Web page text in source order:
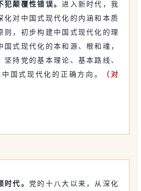
犯颠覆性错误。进入新时代，我
对中国式现代化的内涵和本质
，初步构建中国式现代化的理
式现代化的本和源、根和魂，
持党的基本理论、基本路线、
国式现代化的正确方向。
（对
代。 党的十八大以来，从深化